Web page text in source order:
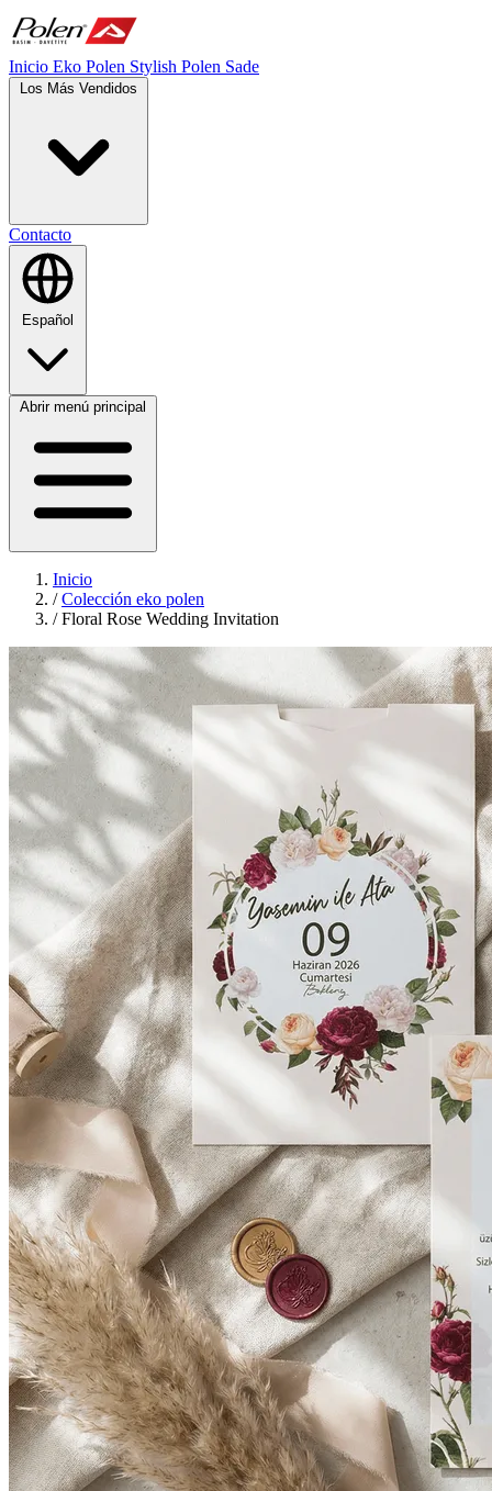
Inicio Eko Polen Stylish Polen Sade
Contacto
Abrir menú principal
Inicio
/ Colección eko polen
/ Floral Rose Wedding Invitation